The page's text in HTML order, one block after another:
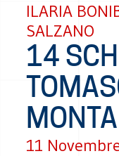
ILARIA
SALZANO
14
11